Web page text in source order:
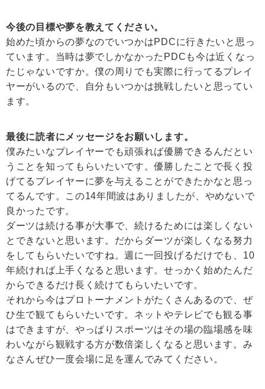
今後の目標や夢を教えてください。
始めた頃からの夢なのでいつかはPDCに行きたいと思っ
ています。当時は夢でしかなかったPDCも今は近くなっ
たじゃないですか。僕の周りでも実際に行ってるプレイ
ヤーがいるので、自分もいつかは挑戦したいと思ってい
ます。
最後に読者にメッセージをお願いします。
僕みたいなプレイヤーでも頑張れば優勝できるんだとい
うことを知ってもらいたいです。優勝したことで長く投
げてるプレイヤーに夢を与えることができたかなと思っ
てるんです。この14年間波はありましたが、やめないで
良かったです。
ダーツは続ける事が大事で、続けるためには楽しくない
とできないと思います。だからダーツが楽しくなる努力
をしてもらいたいですね。週に一回投げるだけでも、10
年続ければ上手くなると思います。せっかく始めたんだ
からできるだけ長く続けてもらいたいです。
それから今はプロトーナメントがたくさんあるので、ぜ
ひ生で観てもらいたいです。ネットやテレビでも観る事
はできますが、やっぱりスポーツはその場の臨場感を味
わいながら観戦する方が数倍楽しくなると思います。み
なさんぜひ一度会場に足を運んでみてください。